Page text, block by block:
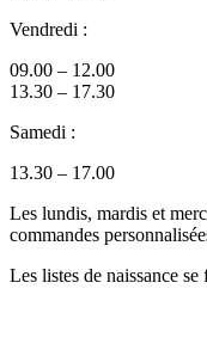
Vendredi :
09.00 – 12.00
13.30 – 17.30
Samedi :
13.30 – 17.00
Les lundis, mardis et
commandes
Les listes de naissance